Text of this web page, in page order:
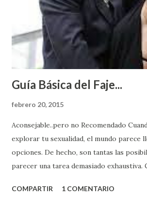
Guía Básica del Faje...
febrero 20, 2015
Aconsejable..pero no Recomendado
explorar tu sexualidad, el mundo parece
opciones. De hecho, son tantas las
parecer una tarea demasiado exhaustiva.
partes de ti que jamás hubieras
COMPARTIR 1 COMENTARIO